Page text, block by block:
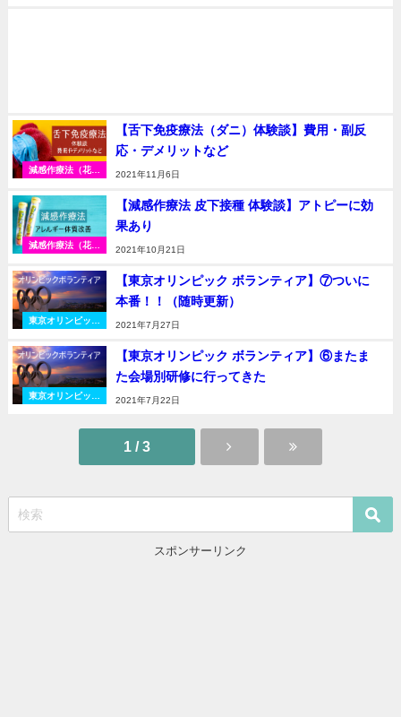
減感作療法（花粉
息）
【舌下免疫療法（ダニ）体験談】費用・副反
応・デメリットなど
2021年11月6日
減感作療法（花粉
息）
【減感作療法 皮下接種 体験談】アトピーに効
果あり
2021年10月21日
東京オリンピック
【東京オリンピック ボランティア】⑦ついに
本番！！（随時更新）
2021年7月27日
東京オリンピック
【東京オリンピック ボランティア】⑥またま
た会場別研修に行ってきた
2021年7月22日
1 / 3
スポンサーリンク